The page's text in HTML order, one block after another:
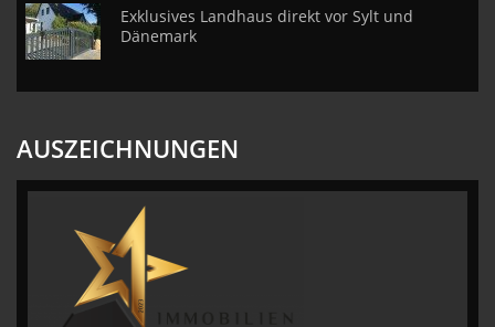
Exklusives Landhaus direkt vor Sylt und
Dänemark
AUSZEICHNUNGEN